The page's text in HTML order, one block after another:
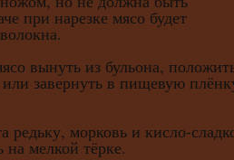
при нарезке мясо будет
вынуть из бульона,
завернуть в пищевую
морковь и кисло-
на мелкой тёрке.